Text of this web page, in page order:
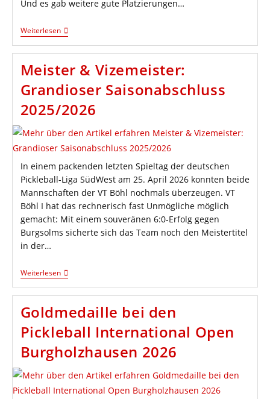
Und es gab weitere gute Platzierungen…
WeiterlesenGoldmedaille
Bei
Neckar-
Open
Meister & Vizemeister:
Grandioser Saisonabschluss
2025/2026
In einem packenden letzten Spieltag der deutschen
Pickleball-Liga SüdWest am 25. April 2026 konnten beide
Mannschaften der VT Böhl nochmals überzeugen. VT
Böhl I hat das rechnerisch fast Unmögliche möglich
gemacht: Mit einem souveränen 6:0-Erfolg gegen
Burgsolms sicherte sich das Team noch den Meistertitel
in der…
WeiterlesenMeister
&
Saisonabschluss
2025/2026
Goldmedaille bei den
Pickleball International Open
Burgholzhausen 2026